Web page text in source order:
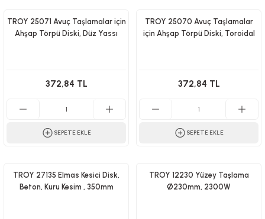
TROY 25071 Avuç Taşlamalar için
Ahşap Törpü Diski, Düz Yassı
372,84 TL
SEPETE EKLE
TROY 25070 Avuç Taşlamalar
için Ahşap Törpü Diski, Toroidal
372,84 TL
SEPETE EKLE
TROY 27135 Elmas Kesici Disk,
Beton, Kuru Kesim , 350mm
TROY 12230 Yüzey Taşlama
Ø230mm, 2300W